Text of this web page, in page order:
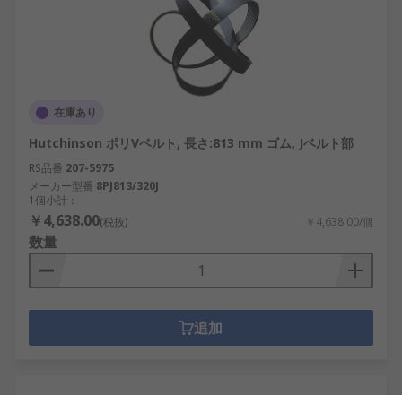
在庫あり
Hutchinson ポリVベルト, 長さ:813 mm ゴム, Jベルト部
RS品番 207-5975
メーカー型番 8PJ813/320J
1個小計：
￥4,638.00(税抜) ￥4,638.00/個
数量
追加